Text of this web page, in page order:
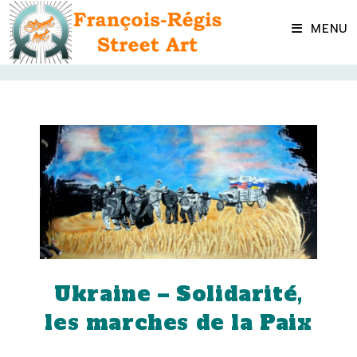
Skip
content MENU
Ukraine – Solidarité,
les marches de la Paix